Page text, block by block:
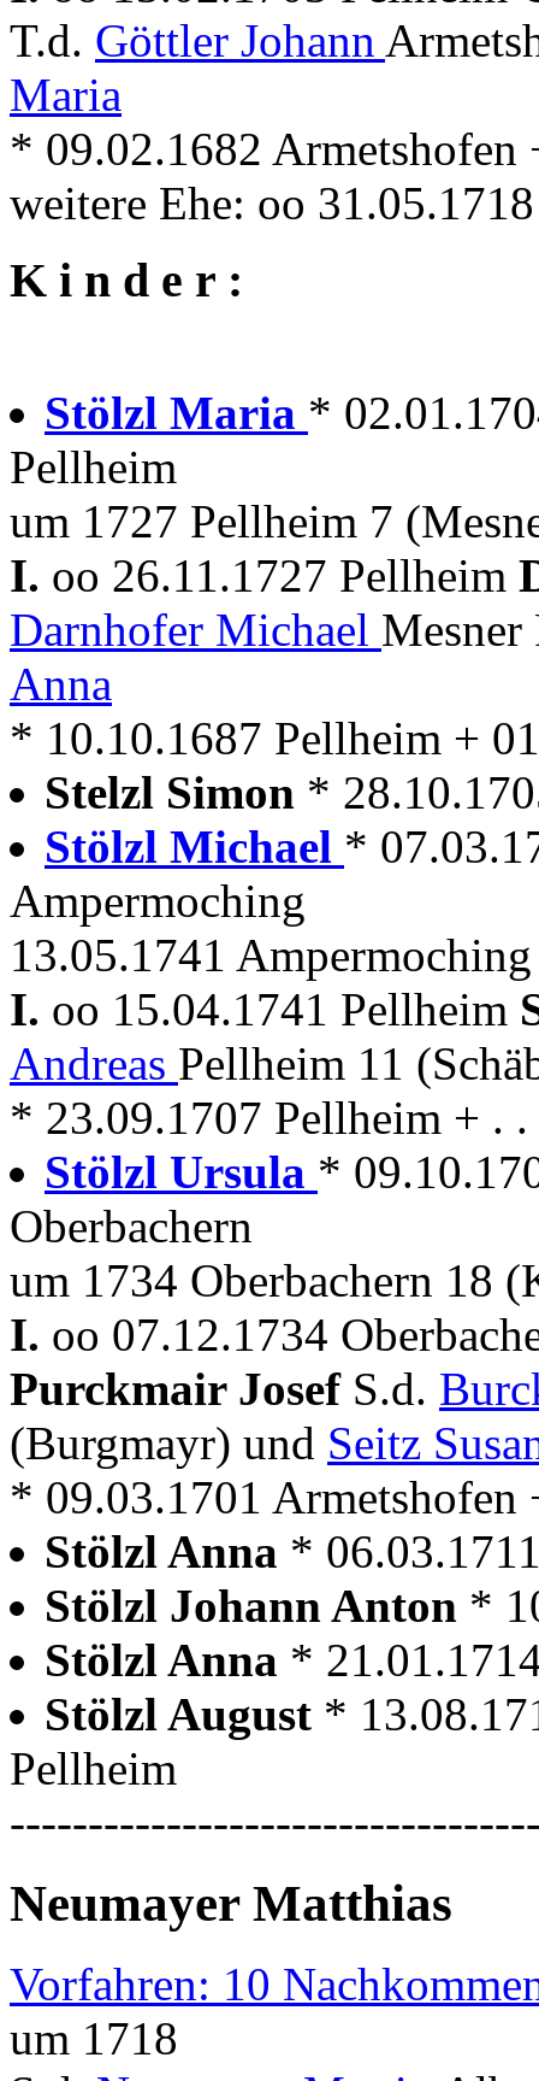
T.d. Göttler Johann
Maria
* 09.02.1682 Armetshofen
weitere Ehe: oo
K i n d e r :
Stölzl Maria *
Pellheim
um 1727 Pellheim 7
I. oo 26.11.1727 Pellheim
Darnhofer Michael
Anna
* 10.10.1687 Pellheim +
Stelzl Simon *
Stölzl Michael *
Ampermoching
13.05.1741
I. oo 15.04.1741 Pellheim
Andreas Pellheim 11
* 23.09.1707 Pellheim + .
Stölzl Ursula *
Oberbachern
um 1734 Oberbachern 18
I. oo 07.12.1734
Purckmair Josef S.d.
(Burgmayr) und Seitz
* 09.03.1701 Armetshofen
Stölzl Anna *
Stölzl Johann Anton *
Stölzl Anna *
Stölzl August *
Pellheim
Neumayer Matthias
Vorfahren: 10
um 1718